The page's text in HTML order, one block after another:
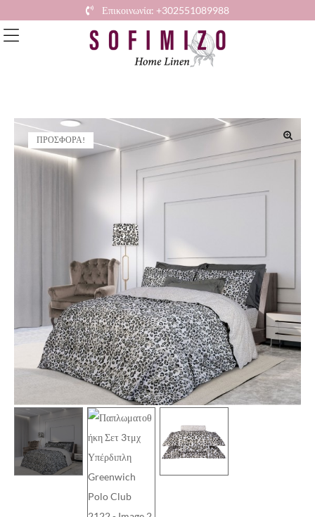
Επικοινωνία: +302551089988
ΠΡΟΣΦΟΡΆ!
🔍